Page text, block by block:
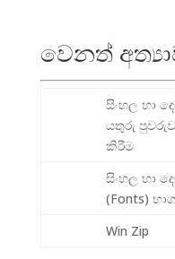
වෙනත්
සිංහල හා
යතුරු
කිරීම
සිංහල හා
(Fonts)
Win Zip